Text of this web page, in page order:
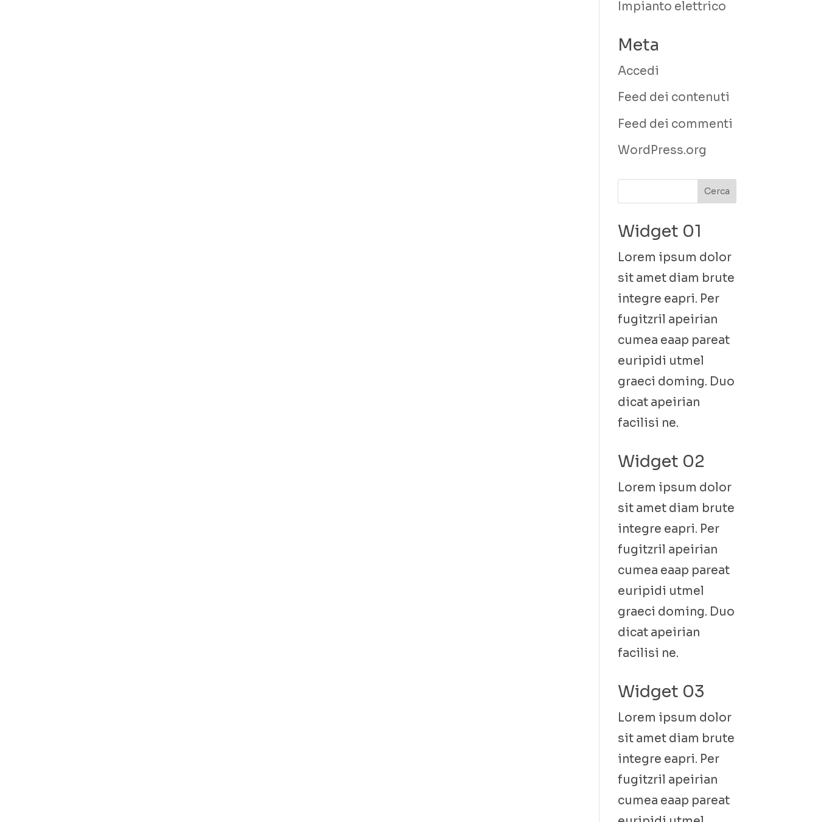
Impianto elettrico
Meta
Accedi
Feed dei contenuti
Feed dei commenti
WordPress.org
Widget 01
Lorem ipsum dolor
sit amet diam brute
integre eapri. Per
fugitzril apeirian
cumea eaap pareat
euripidi utmel
graeci doming. Duo
dicat apeirian
facilisi ne.
Widget 02
Lorem ipsum dolor
sit amet diam brute
integre eapri. Per
fugitzril apeirian
cumea eaap pareat
euripidi utmel
graeci doming. Duo
dicat apeirian
facilisi ne.
Widget 03
Lorem ipsum dolor
sit amet diam brute
integre eapri. Per
fugitzril apeirian
cumea eaap pareat